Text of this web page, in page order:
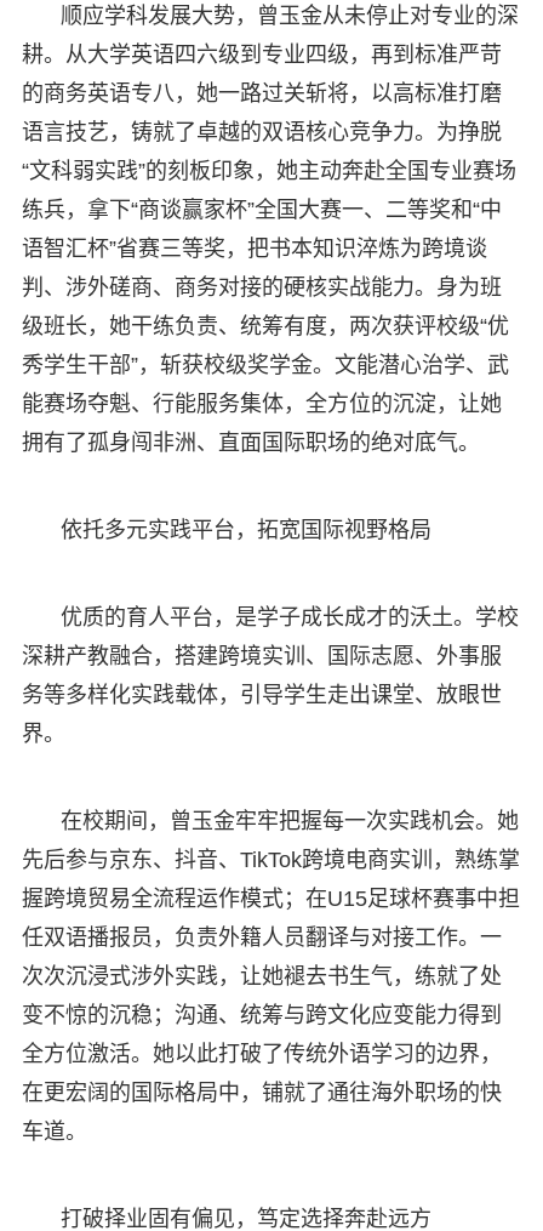
顺应学科发展大势，曾玉金从未停止对专业的深
耕。从大学英语四六级到专业四级，再到标准严苛
的商务英语专八，她一路过关斩将，以高标准打磨
语言技艺，铸就了卓越的双语核心竞争力。为挣脱
“文科弱实践”的刻板印象，她主动奔赴全国专业赛场
练兵，拿下“商谈赢家杯”全国大赛一、二等奖和“中
语智汇杯”省赛三等奖，把书本知识淬炼为跨境谈
判、涉外磋商、商务对接的硬核实战能力。身为班
级班长，她干练负责、统筹有度，两次获评校级“优
秀学生干部”，斩获校级奖学金。文能潜心治学、武
能赛场夺魁、行能服务集体，全方位的沉淀，让她
拥有了孤身闯非洲、直面国际职场的绝对底气。
依托多元实践平台，拓宽国际视野格局
优质的育人平台，是学子成长成才的沃土。学校
深耕产教融合，搭建跨境实训、国际志愿、外事服
务等多样化实践载体，引导学生走出课堂、放眼世
界。
在校期间，曾玉金牢牢把握每一次实践机会。她
先后参与京东、抖音、TikTok跨境电商实训，熟练掌
握跨境贸易全流程运作模式；在U15足球杯赛事中担
任双语播报员，负责外籍人员翻译与对接工作。一
次次沉浸式涉外实践，让她褪去书生气，练就了处
变不惊的沉稳；沟通、统筹与跨文化应变能力得到
全方位激活。她以此打破了传统外语学习的边界，
在更宏阔的国际格局中，铺就了通往海外职场的快
车道。
打破择业固有偏见，笃定选择奔赴远方